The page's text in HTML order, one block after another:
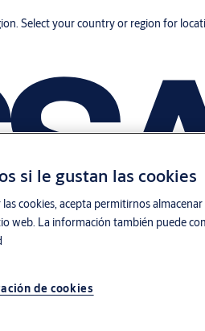
Select your country or region for
si le gustan las cookies
cookies, acepta permitirnos
web. La información también puede
de cookies